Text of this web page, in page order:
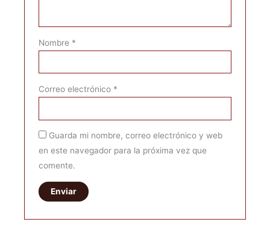
Nombre *
Correo electrónico *
Guarda mi nombre, correo electrónico y web
en este navegador para la próxima vez que
comente.